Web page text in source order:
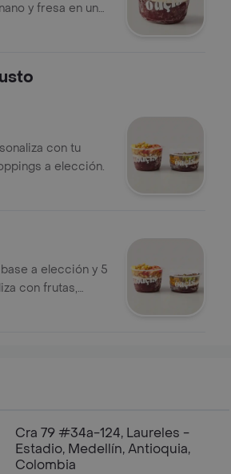
y fresa en un
con tu
a elección.
a elección y 5
con frutas,
Cra 79 #34a-124, Laureles -
Estadio, Medellín, Antioquia,
Colombia